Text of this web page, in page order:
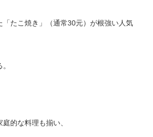
「たこ焼き」（通常30元）が根強い人気
庭的な料理も揃い、